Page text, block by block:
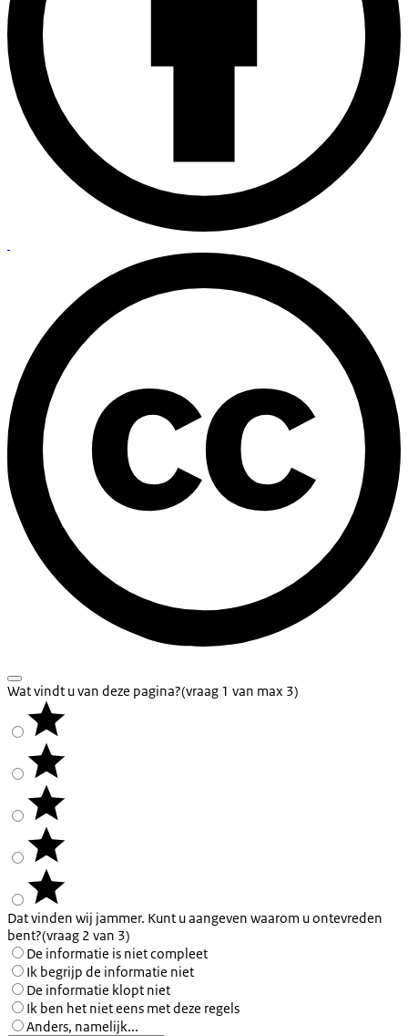
Wat vindt u van deze pagina?(vraag 1 van max 3)
Dat vinden wij jammer. Kunt u aangeven waarom u ontevreden
bent?(vraag 2 van 3)
De informatie is niet compleet
Ik begrijp de informatie niet
De informatie klopt niet
Ik ben het niet eens met deze regels
Anders, namelijk...